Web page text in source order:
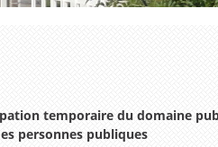
temporaire du domaine
personnes publiques